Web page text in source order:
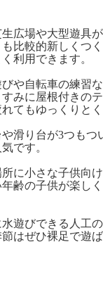
広場や大型遊具
比較的新しくつ
利用できます。
や自転車の練習
みに屋根付きの
てもゆっくりとく
滑り台が3つもつ
です。
に小さな子供向
齢の子供が楽し
遊びできる人工
はぜひ裸足で遊